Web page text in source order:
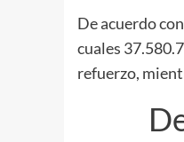
De acuerdo
cuales
refuerzo,